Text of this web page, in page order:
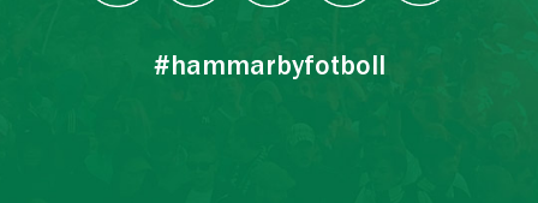
#hammarbyfotboll